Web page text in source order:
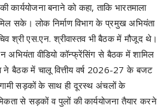
बनाने को कहा, ताकि भारतमाला
सके। लोक निर्माण विभाग के प्रमुख अभियंता
श्री एस.एन. श्रीवास्तव भी बैठक में मौजूद थे।
अभियंता वीडियो कॉन्फ्रेंसिंग से बैठक में शामिल
ने बैठक में चालू वित्तीय वर्ष 2026-27 के बजट
सड़कों के साथ ही दूरस्थ अंचलों के
से सड़कों व पुलों की कार्ययोजना तैयार करने